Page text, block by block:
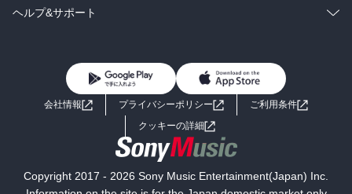
BL・TL
雑誌・グラビア
ラノベ
コミック
ライトノベル 男子向けラノベ
小説
海外小説
ヘルプ&サポート
よくあるご質問 お問い合わせ
会社情報 プライバシーポリシー
ご利用条件
クッキーの詳細
Copyright 2017 - 2026 Sony Music Entertainment(Japan) Inc.